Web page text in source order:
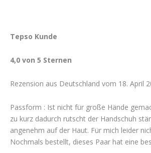
Tepso Kunde
4,0 von 5 Sternen
Rezension aus Deutschland vom 18. April
Passform : Ist nicht für große Hände
zu kurz dadurch rutscht der Handschuh
angenehm auf der Haut. Für mich leider
Nochmals bestellt, dieses Paar hat eine